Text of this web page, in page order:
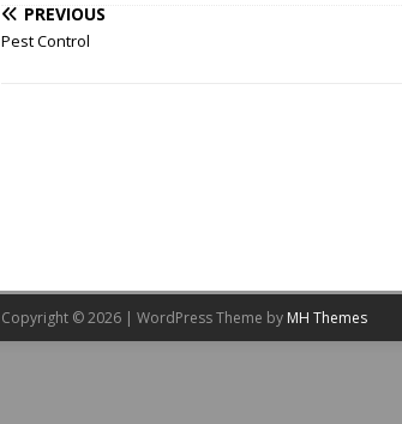
PREVIOUS
Pest Control
Copyright © 2026 | WordPress Theme by MH Themes